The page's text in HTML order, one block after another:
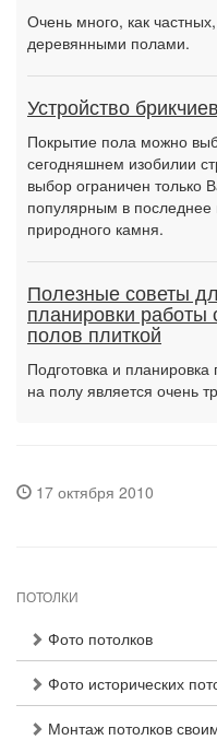
Очень много, как
деревянными полами.
Устройство
Покрытие пола можно
сегодняшнем изобилии
выбор ограничен только
популярным в последнее
природного камня.
Полезные советы
планировки работы
полов плиткой
Подготовка и
на полу является очень
17 октября 2010
ПОТОЛКИ
Фото потолков
Фото исторических
Монтаж потолков